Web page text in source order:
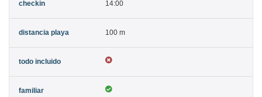
14:00
100 m